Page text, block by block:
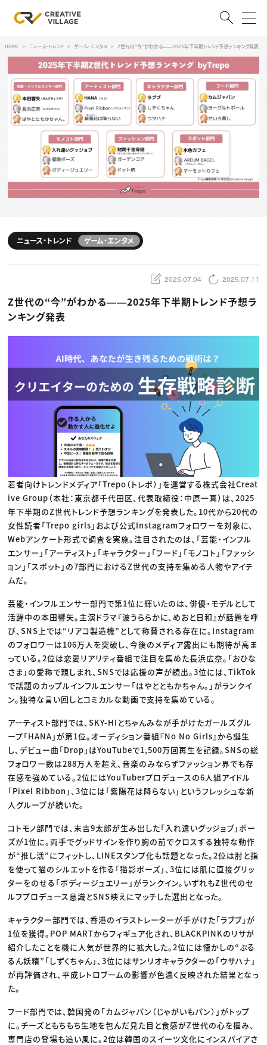
ログイン 会員登録
RECRUIT
クリエイター求人を探す
CREATIVE JOB求人検索
特集求人
採用説明会
転職支援サービス
スキルアップしたい！ トップ
デザイン
動画配信・映像制作
ディレクション
業界解説・キャリア事情
お役立ち基礎知識
TOP Creator’s コラム
ゲームクリエイター
映像クリエイター
マーケッター
C＆R Magazine
ニュース・トレンド
ゲーム・エンタメ
広告
出版
CREATIVE VILLAGEからのお知らせ
プロフェッショナル×つながる×メディア
HOME ニュース・トレンド ゲーム・エンタメ Z世代の“今”がわかる――2025年下半期トレンド予想ランキング発表
ニュース・トレンド ゲーム・エンタメ
2025.07.04 2025.07.11
Z世代の“今”がわかる――2025年下半期トレンド予想ラ
ンキング発表
若者向けトレンドメディア「Trepo（トレポ）」を運営する株式会社Creat
ive Group（本社：東京都千代田区、代表取締役：中原一真）は、2025
年下半期のZ世代トレンド予想ランキングを発表した。10代から20代の
女性読者「Trepo girls」および公式Instagramフォロワーを対象に、
Webアンケート形式で調査を実施。注目されたのは、「芸能・インフル
エンサー」「アーティスト」「キャラクター」「フード」「モノコト」「ファッシ
ョン」「スポット」の7部門におけるZ世代の支持を集める人物やアイテ
ムだ。
芸能・インフルエンサー部門で第1位に輝いたのは、俳優・モデルとして
活躍中の本田響矢。主演ドラマ『波うららかに、めおと日和』が話題を呼
び、SNS上では“リアコ製造機”として称賛される存在に。Instagram
のフォロワーは106万人を突破し、今後のメディア露出にも期待が高ま
っている。2位は恋愛リアリティ番組で注目を集めた長浜広奈。「おひな
さま」の愛称で親しまれ、SNSでは応援の声が続出。3位には、TikTok
で話題のカップルインフルエンサー「はやとともかちゃん。」がランクイ
ン。独特な言い回しとコミカルな動画で支持を集めている。
アーティスト部門では、SKY-HIとちゃんみなが手がけたガールズグル
ープ「HANA」が第1位。オーディション番組『No No Girls』から誕生
し、デビュー曲「Drop」はYouTubeで1,500万回再生を記録。SNSの総
フォロワー数は288万人を超え、音楽のみならずファッション界でも存
在感を強めている。2位にはYouTuberプロデュースの6人組アイドル
「Pixel Ribbon」、3位には「紫陽花は降らない」というフレッシュな新
人グループが続いた。
コトモノ部門では、末吉9太郎が生み出した「入れ違いグッジョブ」ポー
ズが1位に。両手でグッドサインを作り胸の前でクロスする独特な動作
が“推し活”にフィットし、LINEスタンプ化も話題となった。2位は肘と指
を使って猫のシルエットを作る「猫影ポーズ」、3位には肌に直接グリッ
ターをのせる「ボディージュエリー」がランクイン。いずれもZ世代のセ
ルフプロデュース意識とSNS映えにマッチした選出となった。
キャラクター部門では、香港のイラストレーターが手がけた「ラブブ」が
1位を獲得。POP MARTからフィギュア化され、BLACKPINKのリサが
紹介したことを機に人気が世界的に拡大した。2位には懐かしの“ぷる
るん妖精”「しずくちゃん」、3位にはサンリオキャラクターの「ウサハナ」
が再評価され、平成レトロブームの影響が色濃く反映された結果となっ
た。
フード部門では、韓国発の「カムジャパン（じゃがいもパン）」がトップ
に。チーズともちもち生地を包んだ見た目と食感がZ世代の心を掴み、
専門店の登場も追い風に。2位は韓国のスイーツ文化にインスパイアさ